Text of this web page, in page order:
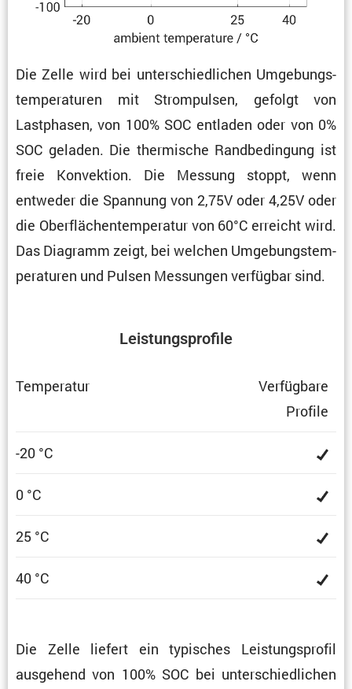
Die Zelle wird bei unter­schied­li­chen Umgebungs­
tem­pe­ra­turen mit Strom­pulsen, gefolgt von
Lastphasen, von 100% SOC entladen oder von 0%
SOC geladen. Die thermi­sche Randbe­din­gung ist
freie Konvek­tion. Die Messung stoppt, wenn
entweder die Spannung von 2,75V oder 4,25V oder
die Oberflä­chen­tem­pe­ratur von 60°C erreicht wird.
Das Diagramm zeigt, bei welchen Umgebungs­tem­
pe­ra­turen und Pulsen Messungen verfügbar sind.
Leistungs­pro­file
Tempe­ratur
Verfüg­bare
Profile
-20 °C
0 °C
25 °C
40 °C
Die Zelle liefert ein typisches Leistungs­profil
ausge­hend von 100% SOC bei unter­schied­li­chen